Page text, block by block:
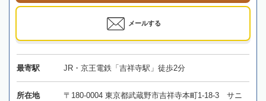
メールする
最寄駅 JR・京王電鉄「吉祥寺駅」徒歩2分
所在地
〒180-0004 東京都武蔵野市吉祥寺本町1-18-3 サニ